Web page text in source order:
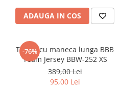
ADAUGA IN COS
-76%
Tricou cu maneca lunga BBB
Team Jersey BBW-252 XS
389,00 Lei
95,00 Lei